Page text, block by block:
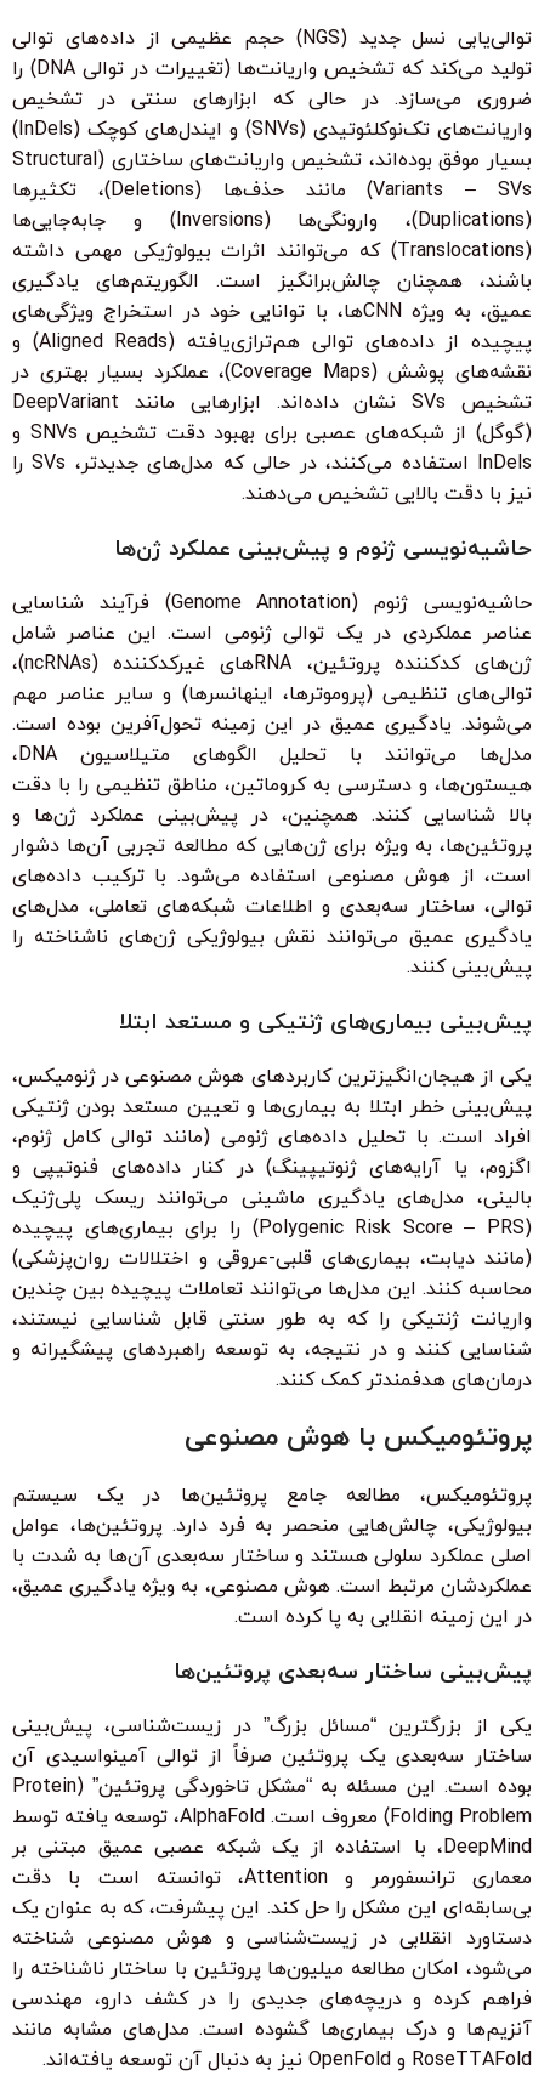
توالی‌یابی نسل جدید (NGS) حجم عظیمی از داده‌های توالی
تولید می‌کند که تشخیص واریانت‌ها (تغییرات در توالی DNA) را
ضروری می‌سازد. در حالی که ابزارهای سنتی در تشخیص
واریانت‌های تک‌نوکلئوتیدی (SNVs) و ایندل‌های کوچک (InDels)
بسیار موفق بوده‌اند، تشخیص واریانت‌های ساختاری (Structural
Variants – SVs) مانند حذف‌ها (Deletions)، تکثیرها
(Duplications)، وارونگی‌ها (Inversions) و جابه‌جایی‌ها
(Translocations) که می‌توانند اثرات بیولوژیکی مهمی داشته
باشند، همچنان چالش‌برانگیز است. الگوریتم‌های یادگیری
عمیق، به ویژه CNNها، با توانایی خود در استخراج ویژگی‌های
پیچیده از داده‌های توالی هم‌ترازی‌یافته (Aligned Reads) و
نقشه‌های پوشش (Coverage Maps)، عملکرد بسیار بهتری در
تشخیص SVs نشان داده‌اند. ابزارهایی مانند DeepVariant
(گوگل) از شبکه‌های عصبی برای بهبود دقت تشخیص SNVs و
InDels استفاده می‌کنند، در حالی که مدل‌های جدیدتر، SVs را
نیز با دقت بالایی تشخیص می‌دهند.
حاشیه‌نویسی ژنوم و پیش‌بینی عملکرد ژن‌ها
حاشیه‌نویسی ژنوم (Genome Annotation) فرآیند شناسایی
عناصر عملکردی در یک توالی ژنومی است. این عناصر شامل
ژن‌های کدکننده پروتئین، RNAهای غیرکدکننده (ncRNAs)،
توالی‌های تنظیمی (پروموترها، اینهانسرها) و سایر عناصر مهم
می‌شوند. یادگیری عمیق در این زمینه تحول‌آفرین بوده است.
مدل‌ها می‌توانند با تحلیل الگوهای متیلاسیون DNA،
هیستون‌ها، و دسترسی به کروماتین، مناطق تنظیمی را با دقت
بالا شناسایی کنند. همچنین، در پیش‌بینی عملکرد ژن‌ها و
پروتئین‌ها، به ویژه برای ژن‌هایی که مطالعه تجربی آن‌ها دشوار
است، از هوش مصنوعی استفاده می‌شود. با ترکیب داده‌های
توالی، ساختار سه‌بعدی و اطلاعات شبکه‌های تعاملی، مدل‌های
یادگیری عمیق می‌توانند نقش بیولوژیکی ژن‌های ناشناخته را
پیش‌بینی کنند.
پیش‌بینی بیماری‌های ژنتیکی و مستعد ابتلا
یکی از هیجان‌انگیزترین کاربردهای هوش مصنوعی در ژنومیکس،
پیش‌بینی خطر ابتلا به بیماری‌ها و تعیین مستعد بودن ژنتیکی
افراد است. با تحلیل داده‌های ژنومی (مانند توالی کامل ژنوم،
اگزوم، یا آرایه‌های ژنوتیپینگ) در کنار داده‌های فنوتیپی و
بالینی، مدل‌های یادگیری ماشینی می‌توانند ریسک پلی‌ژنیک
(Polygenic Risk Score – PRS) را برای بیماری‌های پیچیده
(مانند دیابت، بیماری‌های قلبی-عروقی و اختلالات روان‌پزشکی)
محاسبه کنند. این مدل‌ها می‌توانند تعاملات پیچیده بین چندین
واریانت ژنتیکی را که به طور سنتی قابل شناسایی نیستند،
شناسایی کنند و در نتیجه، به توسعه راهبردهای پیشگیرانه و
درمان‌های هدفمندتر کمک کنند.
پروتئومیکس با هوش مصنوعی
پروتئومیکس، مطالعه جامع پروتئین‌ها در یک سیستم
بیولوژیکی، چالش‌هایی منحصر به فرد دارد. پروتئین‌ها، عوامل
اصلی عملکرد سلولی هستند و ساختار سه‌بعدی آن‌ها به شدت با
عملکردشان مرتبط است. هوش مصنوعی، به ویژه یادگیری عمیق،
در این زمینه انقلابی به پا کرده است.
پیش‌بینی ساختار سه‌بعدی پروتئین‌ها
یکی از بزرگترین “مسائل بزرگ” در زیست‌شناسی، پیش‌بینی
ساختار سه‌بعدی یک پروتئین صرفاً از توالی آمینواسیدی آن
بوده است. این مسئله به “مشکل تاخوردگی پروتئین” (Protein
Folding Problem) معروف است. AlphaFold، توسعه یافته توسط
DeepMind، با استفاده از یک شبکه عصبی عمیق مبتنی بر
معماری ترانسفورمر و Attention، توانسته است با دقت
بی‌سابقه‌ای این مشکل را حل کند. این پیشرفت، که به عنوان یک
دستاورد انقلابی در زیست‌شناسی و هوش مصنوعی شناخته
می‌شود، امکان مطالعه میلیون‌ها پروتئین با ساختار ناشناخته را
فراهم کرده و دریچه‌های جدیدی را در کشف دارو، مهندسی
آنزیم‌ها و درک بیماری‌ها گشوده است. مدل‌های مشابه مانند
RoseTTAFold و OpenFold نیز به دنبال آن توسعه یافته‌اند.